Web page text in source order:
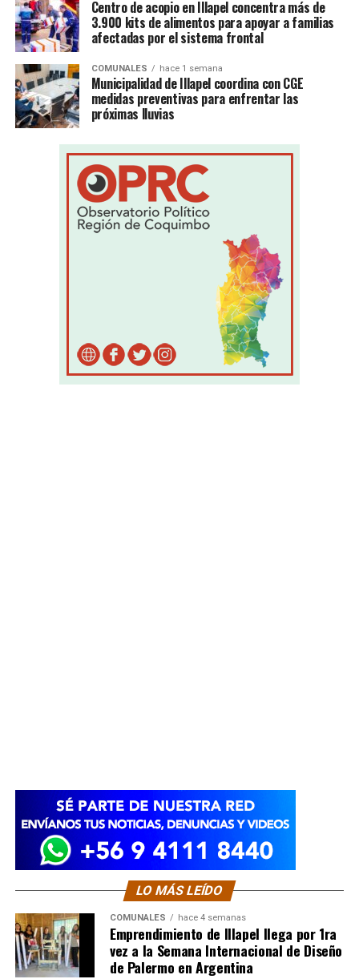
Centro de acopio en Illapel concentra más de
3.900 kits de alimentos para apoyar a familias
afectadas por el sistema frontal
COMUNALES hace 1 semana
Municipalidad de Illapel coordina con CGE
medidas preventivas para enfrentar las
próximas lluvias
LO MÁS LEÍDO
COMUNALES hace 4 semanas
Emprendimiento de Illapel llega por 1ra
vez a la Semana Internacional de Diseño
de Palermo en Argentina